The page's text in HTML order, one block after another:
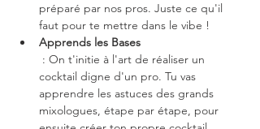
préparé par nos pros. Juste ce qu'il
faut pour te mettre dans le vibe !
Apprends les Bases
cocktail digne d'un pro. Tu vas
apprendre les astuces des grands
mixologues, étape par étape, pour